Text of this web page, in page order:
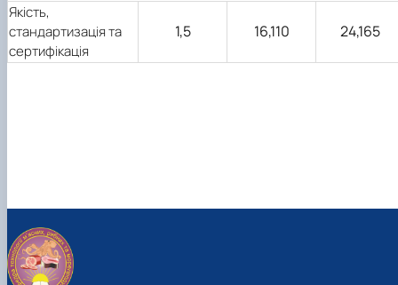
Якість,
стандартизація та
сертифікація
1,5 16,110 24,165